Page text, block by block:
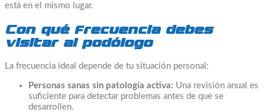
está en el mismo lugar.
Con qué frecuencia debes
visitar al podólogo
La frecuencia ideal depende de tu situación personal:
Personas sanas sin patología activa: Una revisión anual es
suficiente para detectar problemas antes de que se
desarrollen.